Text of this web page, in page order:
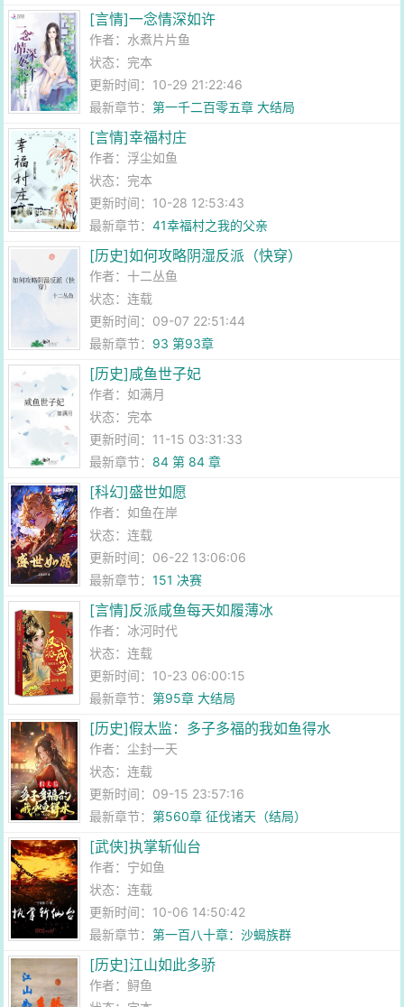
[言情]一念情深如许
作者： 水煮片片鱼
状态：完本
更新时间：10-29 21:22:46
最新章节：第一千二百零五章 大结局
[言情]幸福村庄
作者： 浮尘如鱼
状态：完本
更新时间：10-28 12:53:43
最新章节：41幸福村之我的父亲
[历史]如何攻略阴湿反派（快穿）
作者：十二丛鱼
状态：连载
更新时间：09-07 22:51:44
最新章节： 93 第93章
[历史]咸鱼世子妃
作者：如满月
状态：完本
更新时间：11-15 03:31:33
最新章节： 84 第 84 章
[科幻]盛世如愿
作者：如鱼在岸
状态：连载
更新时间：06-22 13:06:06
最新章节：151 决赛
[言情]反派咸鱼每天如履薄冰
作者： 冰河时代
状态：连载
更新时间：10-23 06:00:15
最新章节：第95章 大结局
[历史]假太监：多子多福的我如鱼得水
作者： 尘封一天
状态：连载
更新时间：09-15 23:57:16
最新章节：第560章 征伐诸天（结局）
[武侠]执掌斩仙台
作者： 宁如鱼
状态：连载
更新时间：10-06 14:50:42
最新章节：第一百八十章：沙蝎族群
[历史]江山如此多骄
作者：鲟鱼